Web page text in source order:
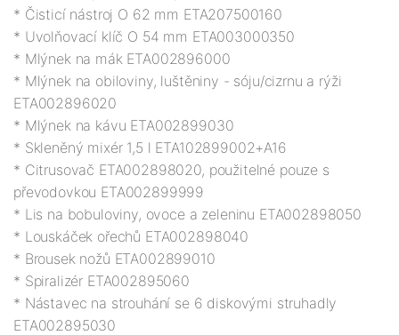
* Čisticí nástroj O 62 mm ETA207500160
* Uvolňovací klíč O 54 mm ETA003000350
* Mlýnek na mák ETA002896000
* Mlýnek na obiloviny, luštěniny - sóju/cizrnu a rýži
ETA002896020
* Mlýnek na kávu ETA002899030
* Skleněný mixér 1,5 l ETA102899002+A16
* Citrusovač ETA002898020, použitelné pouze s
převodovkou ETA002899999
* Lis na bobuloviny, ovoce a zeleninu ETA002898050
* Louskáček ořechů ETA002898040
* Brousek nožů ETA002899010
* Spiralizér ETA002895060
* Nástavec na strouhání se 6 diskovými struhadly
ETA002895030